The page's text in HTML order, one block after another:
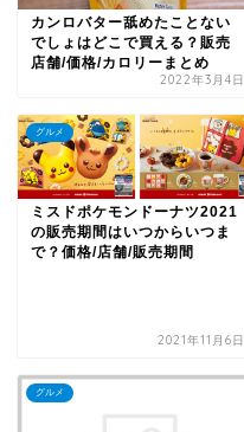
カンロバター舐めたことない
でしょはどこで買える？販売
店舗/価格/カロリーまとめ
2022年3月4日
グルメ
ミスドポケモンドーナツ2021
の販売期間はいつからいつま
で？価格/店舗/販売期間
2021年11月6日
グルメ